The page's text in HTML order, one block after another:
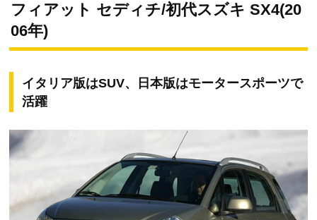
フィアット セディチ/初代スズキ SX4(20
06年)
イタリア版はSUV、日本版はモータースポーツで
活躍